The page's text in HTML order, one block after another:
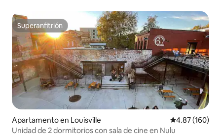
Superanfitrión
Superanfitrión
Apartamento en Louisville Calificación
4.87 (160)
Unidad de 2 dormitorios con sala de cine en Nulu